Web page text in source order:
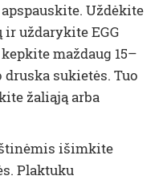
Uždėkite
uždarykite EGG
maždaug 15–
druska sukietės. Tuo
žaliąją arba
išimkite
Plaktuku